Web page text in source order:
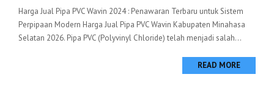
Harga Jual Pipa PVC Wavin 2024 : Penawaran Terbaru untuk Sistem
Perpipaan Modern Harga Jual Pipa PVC Wavin Kabupaten Minahasa
Selatan 2026. Pipa PVC (Polyvinyl Chloride) telah menjadi salah...
READ MORE